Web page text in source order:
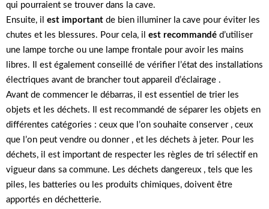
qui pourraient se trouver dans la cave.
Ensuite, il est important de bien illuminer la cave pour éviter les
chutes et les blessures. Pour cela, il est recommandé d’utiliser
une lampe torche ou une lampe frontale pour avoir les mains
libres. Il est également conseillé de vérifier l’état des installations
électriques avant de brancher tout appareil d’éclairage .
Avant de commencer le débarras, il est essentiel de trier les
objets et les déchets. Il est recommandé de séparer les objets en
différentes catégories : ceux que l’on souhaite conserver , ceux
que l’on peut vendre ou donner , et les déchets à jeter. Pour les
déchets, il est important de respecter les règles de tri sélectif en
vigueur dans sa commune. Les déchets dangereux , tels que les
piles, les batteries ou les produits chimiques, doivent être
apportés en déchetterie.